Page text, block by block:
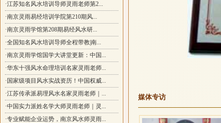
·江苏知名风水培训导师灵雨老师第2...
·南京灵雨易经培训学院第210期风...
·南京灵雨学馆第208期易经风水研...
·全国知名风水培训导师全程带教|南...
·南京灵雨学馆国学大讲堂更新：中国...
·华东十强风水命理培训名家灵雨老师...
·国家级项目风水实战资历！中国权威...
·江苏传承派易理风水名家灵雨老师｜...
·中国实力派姓名学大师灵雨老师｜灵...
·专业赋能企业运势，南京风水师灵雨...
媒体专访